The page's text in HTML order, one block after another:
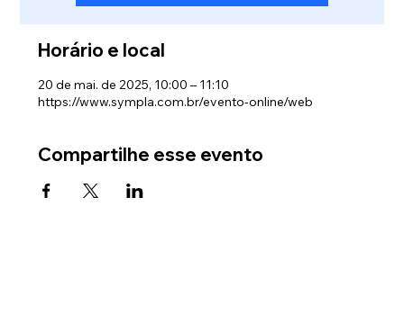
Horário e local
20 de mai. de 2025, 10:00 – 11:10
https://www.sympla.com.br/evento-online/web
Compartilhe esse evento